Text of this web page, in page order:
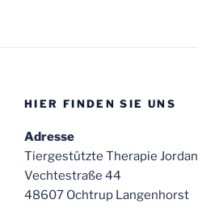
HIER FINDEN SIE UNS
Adresse
Tiergestützte Therapie Jordan
Vechtestraße 44
48607 Ochtrup Langenhorst